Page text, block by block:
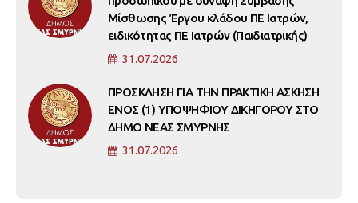
Μίσθωσης Έργου κλάδου ΠΕ Ιατρών,
ειδικότητας ΠΕ Ιατρών (Παιδιατρικής)
31.07.2026
ΠΡΟΣΚΛΗΣΗ ΓΙΑ ΤΗΝ ΠΡΑΚΤΙΚΗ ΑΣΚΗΣΗ
ΕΝΟΣ (1) ΥΠΟΨΗΦΙΟΥ ΔΙΚΗΓΟΡΟΥ ΣΤΟ
ΔΗΜΟ ΝΕΑΣ ΣΜΥΡΝΗΣ
31.07.2026